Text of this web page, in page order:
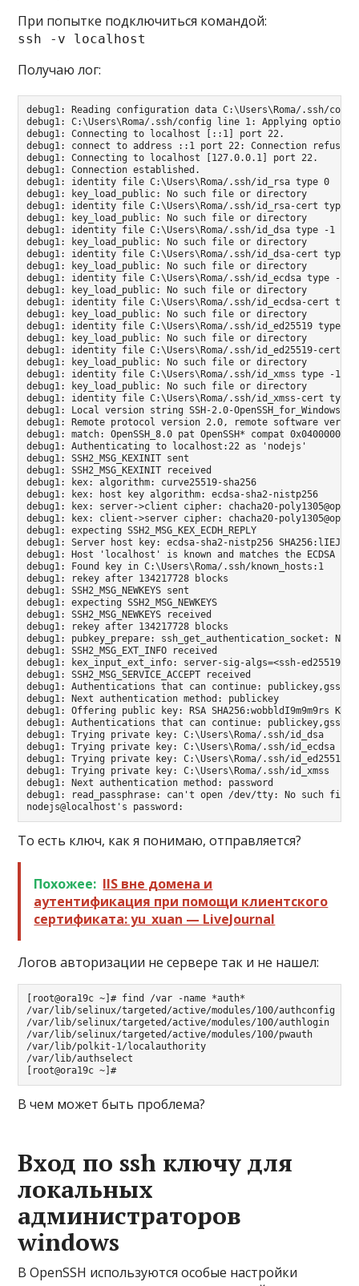
При попытке подключиться командой:
ssh -v localhost
Получаю лог:
debug1: Reading configuration data C:\Users\Roma/.ssh/
debug1: C:\Users\Roma/.ssh/config line 1: Applying
debug1: Connecting to localhost [::1] port 22.
debug1: connect to address ::1 port 22: Connection refused
debug1: Connecting to localhost [127.0.0.1] port 22.
debug1: Connection established.
debug1: identity file C:\Users\Roma/.ssh/id_rsa type 0
debug1: key_load_public: No such file or directory
debug1: identity file C:\Users\Roma/.ssh/id_rsa-cert type -
debug1: key_load_public: No such file or directory
debug1: identity file C:\Users\Roma/.ssh/id_dsa type -1
debug1: key_load_public: No such file or directory
debug1: identity file C:\Users\Roma/.ssh/id_dsa-cert type -
debug1: key_load_public: No such file or directory
debug1: identity file C:\Users\Roma/.ssh/id_ecdsa type -1
debug1: key_load_public: No such file or directory
debug1: identity file C:\Users\Roma/.ssh/id_ecdsa-cert
debug1: key_load_public: No such file or directory
debug1: identity file C:\Users\Roma/.ssh/id_ed25519 type -1
debug1: key_load_public: No such file or directory
debug1: identity file C:\Users\Roma/.ssh/id_ed25519-cert
debug1: key_load_public: No such file or directory
debug1: identity file C:\Users\Roma/.ssh/id_xmss type -1
debug1: key_load_public: No such file or directory
debug1: identity file C:\Users\Roma/.ssh/id_xmss-cert type
debug1: Local version string SSH-2.0-
debug1: Remote protocol version 2.0, remote software version
debug1: match: OpenSSH_8.0 pat OpenSSH* compat 0x04000000
debug1: Authenticating to localhost:22 as 'nodejs'
debug1: SSH2_MSG_KEXINIT sent
debug1: SSH2_MSG_KEXINIT received
debug1: kex: algorithm: curve25519-sha256
debug1: kex: host key algorithm: ecdsa-sha2-nistp256
debug1: kex: server->client cipher: chacha20-
debug1: kex: client->server cipher: chacha20-
debug1: expecting SSH2_MSG_KEX_ECDH_REPLY
debug1: Server host key: ecdsa-sha2-nistp256
debug1: Host 'localhost' is known and matches the ECDSA
debug1: Found key in C:\Users\Roma/.ssh/known_hosts:1
debug1: rekey after 134217728 blocks
debug1: SSH2_MSG_NEWKEYS sent
debug1: expecting SSH2_MSG_NEWKEYS
debug1: SSH2_MSG_NEWKEYS received
debug1: rekey after 134217728 blocks
debug1: pubkey_prepare: ssh_get_authentication_socket:
debug1: SSH2_MSG_EXT_INFO received
debug1: kex_input_ext_info: server-sig-algs=<ssh-
debug1: SSH2_MSG_SERVICE_ACCEPT received
debug1: Authentications that can continue:
debug1: Next authentication method: publickey
debug1: Offering public key: RSA SHA256:wobbldI9m9m9rs
debug1: Authentications that can continue:
debug1: Trying private key: C:\Users\Roma/.ssh/id_dsa
debug1: Trying private key: C:\Users\Roma/.ssh/id_ecdsa
debug1: Trying private key: C:\Users\Roma/.ssh/id_ed25519
debug1: Trying private key: C:\Users\Roma/.ssh/id_xmss
debug1: Next authentication method: password
debug1: read_passphrase: can't open /dev/tty: No such
nodejs@localhost's password:
То есть ключ, как я понимаю, отправляется?
Похожее: IIS вне домена и
аутентификация при помощи клиентского
сертификата: yu_xuan — LiveJournal
Логов авторизации не сервере так и не нашел:
[root@ora19c ~]# find /var -name *auth*
/var/lib/selinux/targeted/active/modules/100/authconfig
/var/lib/selinux/targeted/active/modules/100/authlogin
/var/lib/selinux/targeted/active/modules/100/pwauth
/var/lib/polkit-1/localauthority
/var/lib/authselect
[root@ora19c ~]#
В чем может быть проблема?
Вход по ssh ключу для
локальных
администраторов
windows
В OpenSSH используются особые настройки